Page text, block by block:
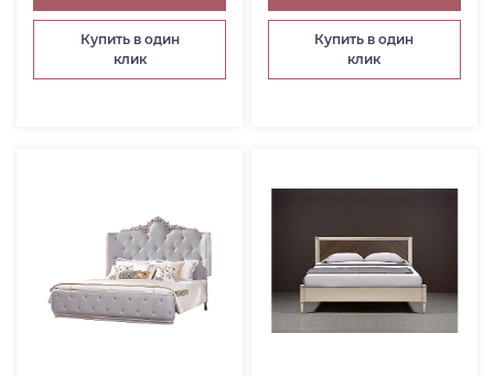
Купить в один
клик
Купить в один
клик